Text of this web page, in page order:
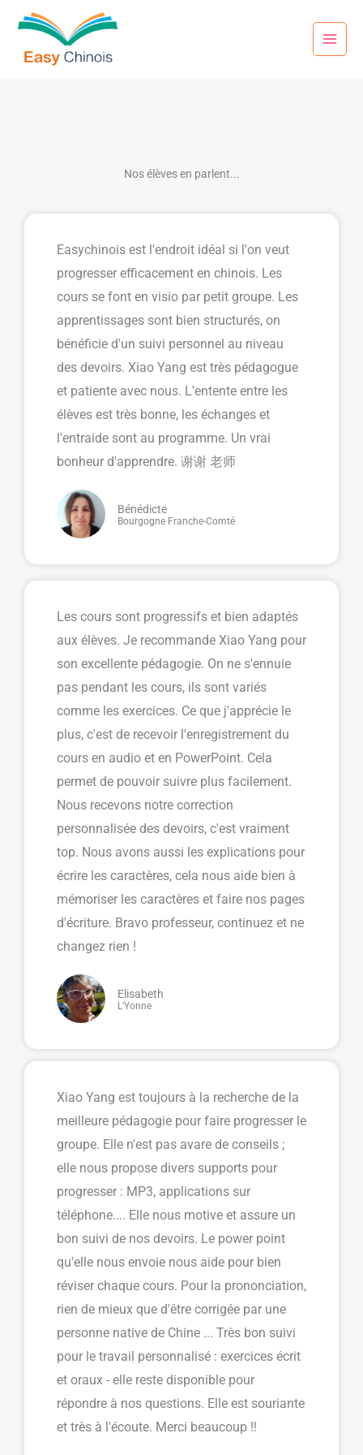
contenu
Nos élèves en parlent...
Easychinois est l'endroit idéal si l'on veut
progresser efficacement en chinois. Les
cours se font en visio par petit groupe. Les
apprentissages sont bien structurés, on
bénéficie d'un suivi personnel au niveau
des devoirs. Xiao Yang est très pédagogue
et patiente avec nous. L'entente entre les
élèves est très bonne, les échanges et
l'entraide sont au programme. Un vrai
bonheur d'apprendre. 谢谢 老师
Bénédicte
Bourgogne Franche-Comté
Les cours sont progressifs et bien adaptés
aux élèves. Je recommande Xiao Yang pour
son excellente pédagogie. On ne s'ennuie
pas pendant les cours, ils sont variés
comme les exercices. Ce que j'apprécie le
plus, c'est de recevoir l'enregistrement du
cours en audio et en PowerPoint. Cela
permet de pouvoir suivre plus facilement.
Nous recevons notre correction
personnalisée des devoirs, c'est vraiment
top. Nous avons aussi les explications pour
écrire les caractères, cela nous aide bien à
mémoriser les caractères et faire nos pages
d'écriture. Bravo professeur, continuez et ne
changez rien !
Elisabeth
L'Yonne
Xiao Yang est toujours à la recherche de la
meilleure pédagogie pour faire progresser le
groupe. Elle n'est pas avare de conseils ;
elle nous propose divers supports pour
progresser : MP3, applications sur
téléphone.... Elle nous motive et assure un
bon suivi de nos devoirs. Le power point
qu'elle nous envoie nous aide pour bien
réviser chaque cours. Pour la prononciation,
rien de mieux que d'être corrigée par une
personne native de Chine ... Très bon suivi
pour le travail personnalisé : exercices écrit
et oraux - elle reste disponible pour
répondre à nos questions. Elle est souriante
et très à l'écoute. Merci beaucoup !!